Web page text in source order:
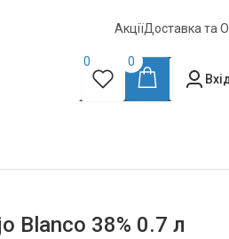
АкціїДоставка та
0
0
Blanco 38% 0.7 л